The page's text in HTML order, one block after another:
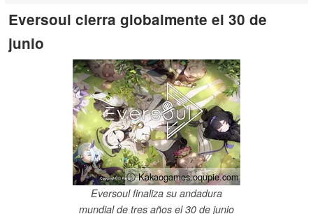
Eversoul cierra globalmente el 30 de
junio
ⓘ Kakaogames.oqupie.com
Eversoul finaliza su andadura
mundial de tres años el 30 de junio